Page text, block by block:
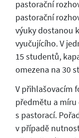
pastorační
pastorační
výuky dostanou
vyučujícího. V
15 studentů,
omezena na 30
V přihlašovacím
předmětu a
s pastorací.
v případě